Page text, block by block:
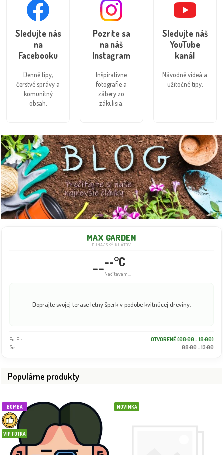
MAX GARDEN
DUNAJSKÝ KLÁTOV
--°C
Info dočasne nedostupné
zvládnu.
Po-Pi:
OTVORENÉ (08:00 - 18:00)
So:
08:00 - 13:00
Populárne produkty
BOMBA
VIP FOTKA
NOVINKA
Sledujte nás
na
Facebooku
Denné tipy,
čerstvé správy a
komunitný
obsah.
Pozrite sa
na náš
Instagram
Inšpiratívne
fotografie a
zábery zo
zákulisia.
Sledujte náš
YouTube
kanál
Návodné videá a
užitočné tipy.